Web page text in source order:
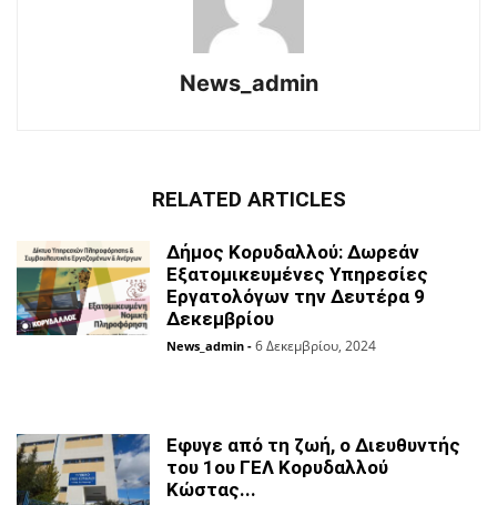
News_admin
RELATED ARTICLES
Δήμος Κορυδαλλού: Δωρεάν
Εξατομικευμένες Υπηρεσίες
Eργατολόγων την Δευτέρα 9
Δεκεμβρίου
News_admin - 6 Δεκεμβρίου, 2024
Εφυγε από τη ζωή, ο Διευθυντής
του 1ου ΓΕΛ Κορυδαλλού
Κώστας...